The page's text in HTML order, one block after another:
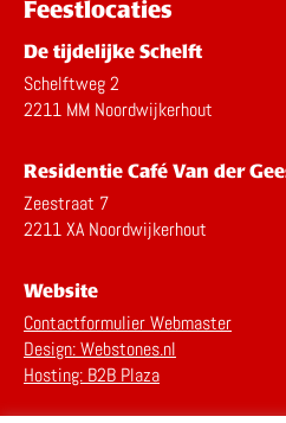
Feestlocaties
De tijdelijke Schelft
Schelftweg 2
2211 MM Noordwijkerhout
Residentie Café Van der
Zeestraat 7
2211 XA Noordwijkerhout
Website
Contactformulier Webmaster
Design: Webstones.nl
Hosting: B2B Plaza